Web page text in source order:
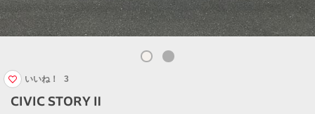
CIVIC STORY Ⅱ
いいね！ 3